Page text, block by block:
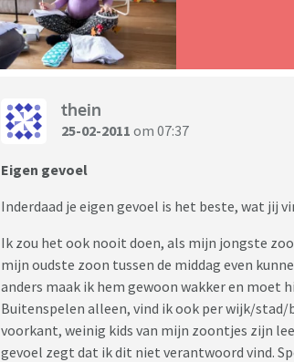
thein
25-02-2011 om 07:37
Eigen gevoel
Inderdaad je eigen gevoel is het beste, wat jij
Ik zou het ook nooit doen, als mijn jongste
mijn oudste zoon tussen de middag even
anders maak ik hem gewoon wakker en moet
Buitenspelen alleen, vind ik ook per wijk/stad/
voorkant, weinig kids van mijn zoontjes zijn
gevoel zegt dat ik dit niet verantwoord vind.